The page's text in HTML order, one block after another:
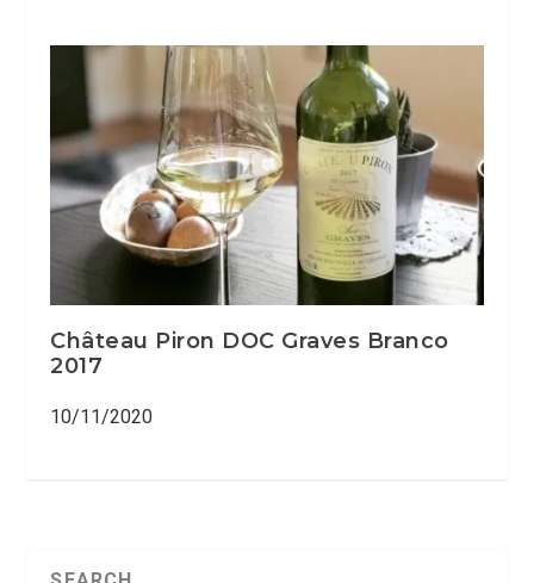
Château Piron DOC Graves Branco
2017
10/11/2020